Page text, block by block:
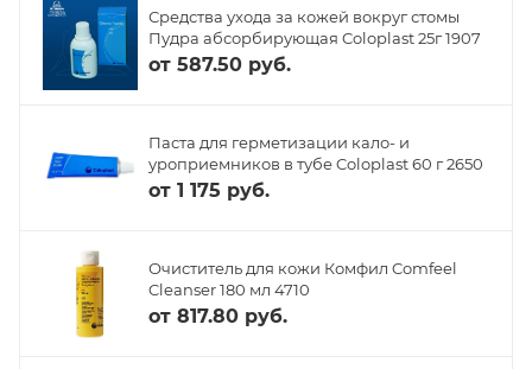
Средства ухода за кожей вокруг стомы
Пудра абсорбирующая Coloplast 25г 1907
от 587.50 руб.
Паста для герметизации кало- и
уроприемников в тубе Coloplast 60 г 2650
от 1 175 руб.
Очиститель для кожи Комфил Comfeel
Cleanser 180 мл 4710
от 817.80 руб.